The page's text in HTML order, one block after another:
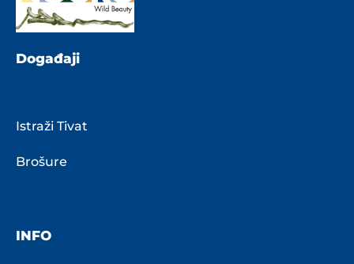
Događaji
Istraži Tivat
Brošure
INFO